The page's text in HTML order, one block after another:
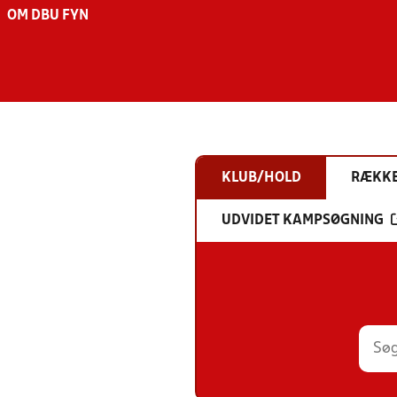
OM DBU FYN
KLUB/HOLD
UDVIDET KAMPSØGNING